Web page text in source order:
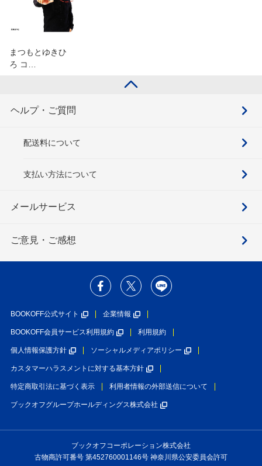
まつもとゆきひ
ろ コ…
ヘルプ・ご質問
配送料について
支払い方法について
メールサービス
ご意見・ご感想
BOOKOFF公式サイト 企業情報
BOOKOFF会員サービス利用規約 利用規約
個人情報保護方針 ソーシャルメディアポリシー
カスタマーハラスメントに対する基本方針
特定商取引法に基づく表示 利用者情報の外部送信について
ブックオフグループホールディングス株式会社
ブックオフコーポレーション株式会社
古物商許可番号 第452760001146号 神奈川県公安委員会許可